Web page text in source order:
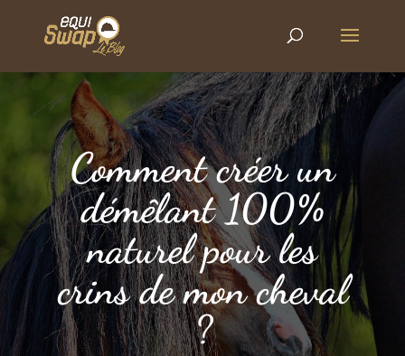
Comment créer un
démêlant 100%
naturel pour les
crins de mon cheval
?